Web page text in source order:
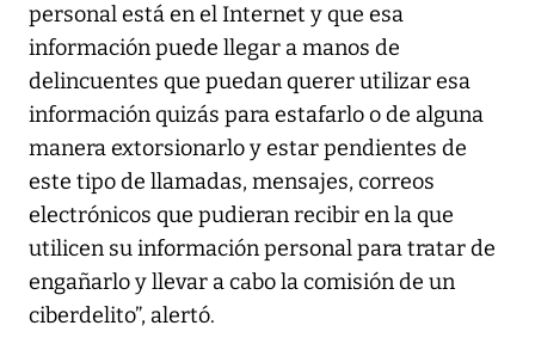
personal está en el Internet y que esa
información puede llegar a manos de
delincuentes que puedan querer utilizar esa
información quizás para estafarlo o de alguna
manera extorsionarlo y estar pendientes de
este tipo de llamadas, mensajes, correos
electrónicos que pudieran recibir en la que
utilicen su información personal para tratar de
engañarlo y llevar a cabo la comisión de un
ciberdelito”, alertó.